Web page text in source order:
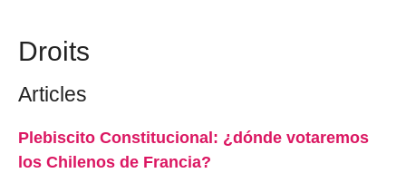
Droits
Articles
Plebiscito Constitucional: ¿dónde votaremos
los Chilenos de Francia?